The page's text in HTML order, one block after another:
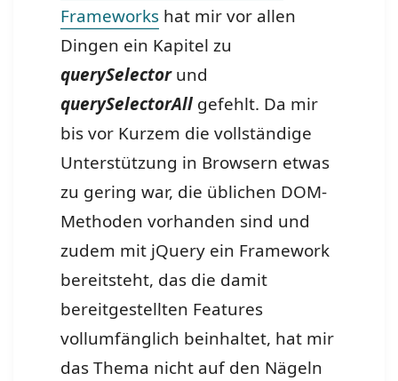
Frameworks hat mir vor allen
Dingen ein Kapitel zu
querySelectorund
querySelectorAll gefehlt. Da mir
bis vor Kurzem die vollständige
Unterstützung in Browsern etwas
zu gering war, die üblichen DOM-
Methoden vorhanden sind und
zudem mit jQuery ein Framework
bereitsteht, das die damit
bereitgestellten Features
vollumfänglich beinhaltet, hat mir
das Thema nicht auf den Nägeln